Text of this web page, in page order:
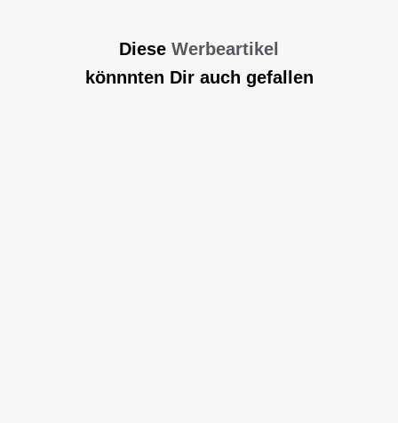
Diese Werbeartikel
könnnten Dir auch gefallen